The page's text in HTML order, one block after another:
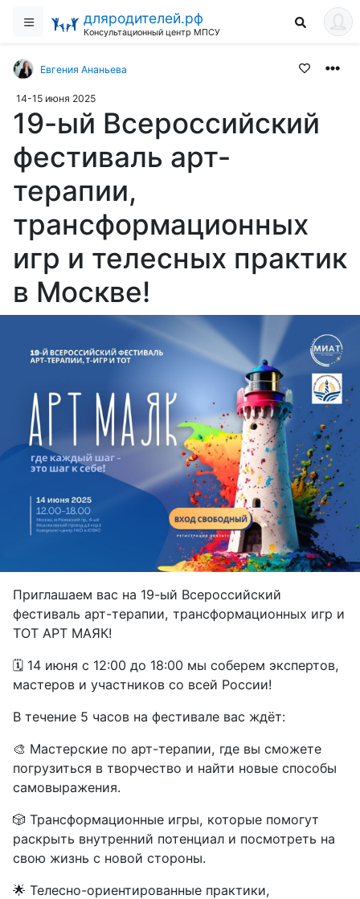
дляродителей.рф
Консультационный центр МПСУ
Евгения Ананьева
14-15 июня 2025
19-ый Всероссийский
фестиваль арт-
терапии,
трансформационных
игр и телесных практик
в Москве!
Приглашаем вас на 19-ый Всероссийский
фестиваль арт-терапии, трансформационных игр и
ТОТ АРТ МАЯК!
🗓 14 июня с 12:00 до 18:00 мы соберем экспертов,
мастеров и участников со всей России!
В течение 5 часов на фестивале вас ждёт:
🎨 Мастерские по арт-терапии, где вы сможете
погрузиться в творчество и найти новые способы
самовыражения.
🎲 Трансформационные игры, которые помогут
раскрыть внутренний потенциал и посмотреть на
свою жизнь с новой стороны.
🌟 Телесно-ориентированные практики,